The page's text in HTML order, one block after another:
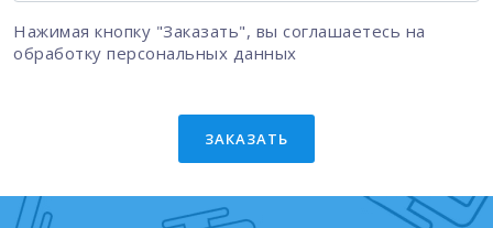
Нажимая кнопку "Заказать", вы соглашаетесь на
обработку персональных данных
ЗАКАЗАТЬ